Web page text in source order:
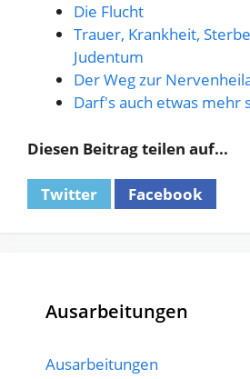
Die Flucht
Trauer, Krankheit,
Judentum
Der Weg zur
Darf's auch etwas mehr
Diesen Beitrag teilen auf...
Twitter Facebook
Ausarbeitungen
Ausarbeitungen